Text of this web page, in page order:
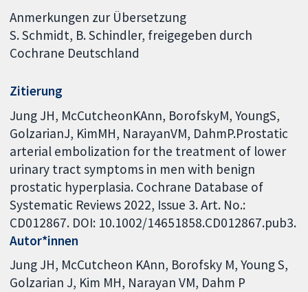
Anmerkungen zur Übersetzung
S. Schmidt, B. Schindler, freigegeben durch
Cochrane Deutschland
Zitierung
Jung JH, McCutcheonKAnn, BorofskyM, YoungS,
GolzarianJ, KimMH, NarayanVM, DahmP.Prostatic
arterial embolization for the treatment of lower
urinary tract symptoms in men with benign
prostatic hyperplasia. Cochrane Database of
Systematic Reviews 2022, Issue 3. Art. No.:
CD012867. DOI: 10.1002/14651858.CD012867.pub3.
Autor*innen
Jung JH McCutcheon KAnn Borofsky M Young S
Golzarian J Kim MH Narayan VM Dahm P